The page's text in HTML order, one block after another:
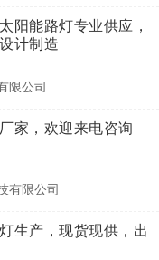
阳能路灯专业供应，
计制造
限公司
家，欢迎来电咨询
有限公司
生产，现货现供，出